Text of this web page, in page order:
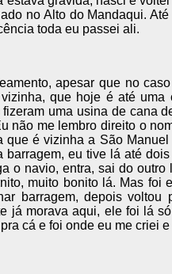
no Alto do Mandaqui.
toda eu passei ali.
apesar que no
que hoje é até uma
uma usina de cana
não me lembro direito o
que é vizinha a São
barragem, eu tive lá até
o navio, entra, sai do outro
muito bonito lá. Mas foi
barragem, depois voltou
já morava aqui, ele foi lá
cá e foi onde eu me criei